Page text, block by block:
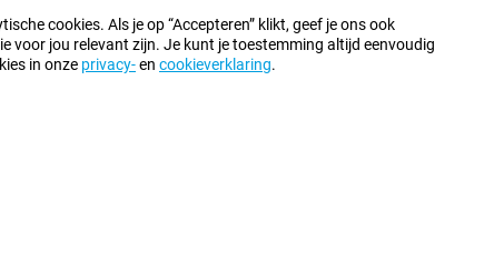
cookies. Als je op “Accepteren” klikt, geef je ons ook
voor jou relevant zijn. Je kunt je toestemming altijd eenvoudig
in onze privacy-en cookieverklaring.